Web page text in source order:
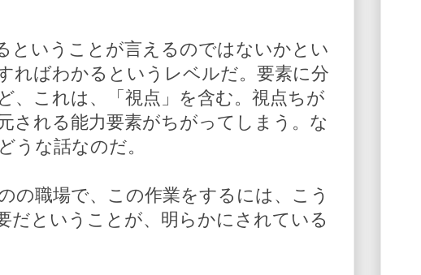
ということが言えるのではないかとい
ればわかるというレベルだ。要素に分
、これは、「視点」を含む。視点ちが
される能力要素がちがってしまう。な
うな話なのだ。
の職場で、この作業をするには、こう
だということが、明らかにされている